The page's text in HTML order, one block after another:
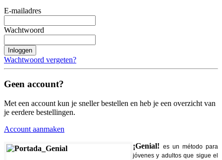
E-mailadres
Wachtwoord
Inloggen
Wachtwoord vergeten?
Geen account?
Met een account kun je sneller bestellen en heb je een overzicht van
je eerdere bestellingen.
Account aanmaken
¡Genial! es un método para
jóvenes y adultos que sigue el